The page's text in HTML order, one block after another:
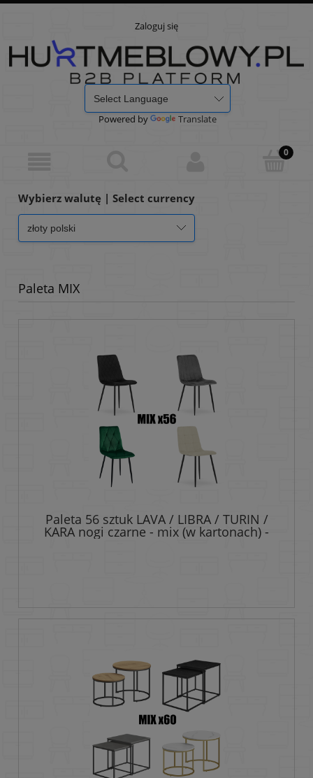
Zaloguj się
Powered by Translate
Wybierz walutę | Select currency
Paleta MIX
Paleta 56 sztuk LAVA / LIBRA / TURIN /
KARA nogi czarne - mix (w kartonach) -
sam wybierasz modele i kolory